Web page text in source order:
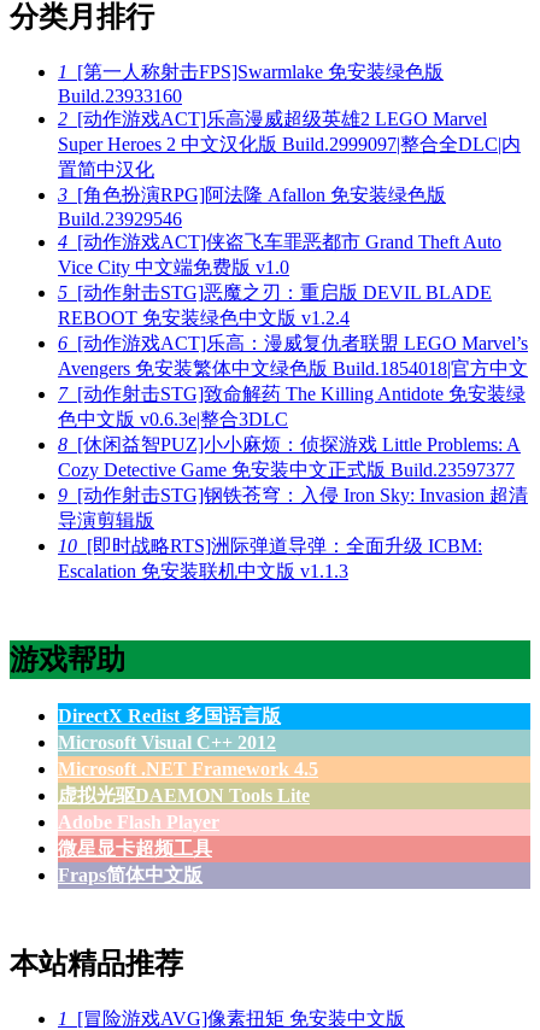
分类月排行
1
[第一人称射击FPS]Swarmlake 免安装绿色版
Build.23933160
2 [动作游戏ACT]乐高漫威超级英雄2 LEGO Marvel
Super Heroes 2 中文汉化版 Build.2999097|整合全DLC|内
置简中汉化
3 [角色扮演RPG]阿法隆 Afallon 免安装绿色版
Build.23929546
4 [动作游戏ACT]侠盗飞车罪恶都市 Grand Theft Auto
Vice City 中文端免费版 v1.0
5 [动作射击STG]恶魔之刃：重启版 DEVIL BLADE
REBOOT 免安装绿色中文版 v1.2.4
6 [动作游戏ACT]乐高：漫威复仇者联盟 LEGO Marvel’s
Avengers 免安装繁体中文绿色版 Build.1854018|官方中文
7[动作射击STG]致命解药 The Killing Antidote 免安装绿
色中文版 v0.6.3e|整合3DLC
8 [休闲益智PUZ]小小麻烦：侦探游戏 Little Problems: A
Cozy Detective Game 免安装中文正式版 Build.23597377
9 [动作射击STG]钢铁苍穹：入侵 Iron Sky: Invasion 超清
导演剪辑版
10 [即时战略RTS]洲际弹道导弹：全面升级 ICBM:
Escalation 免安装联机中文版 v1.1.3
游戏帮助
DirectX Redist 多国语言版
Microsoft Visual C++ 2012
Microsoft .NET Framework 4.5
虚拟光驱DAEMON Tools Lite
Adobe Flash Player
微星显卡超频工具
Fraps简体中文版
本站精品推荐
1
[冒险游戏AVG]像素扭矩 免安装中文版